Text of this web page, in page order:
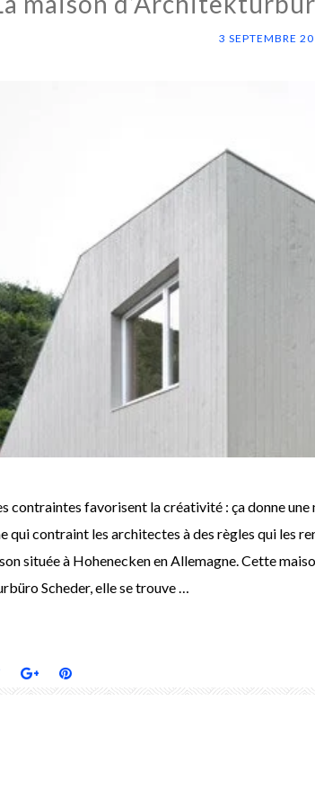
3 SEPTEMBRE
contraintes favorisent la créativité : ça donne une
qui contraint les architectes à des règles qui les
située à Hohenecken en Allemagne. Cette
Scheder, elle se trouve …